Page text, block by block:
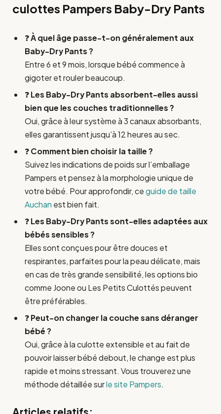
culottes Pampers Baby-Dry Pants
❓À quel âge passe-t-on généralement aux
Baby-Dry Pants ?
Entre 6 et 9 mois, lorsque bébé commence à
gigoter et rouler beaucoup.
❓Les Baby-Dry Pants absorbent-elles aussi
bien que les couches traditionnelles ?
Oui, grâce à leur système à 3 canaux absorbants,
elles garantissent jusqu’à 12 heures au sec.
❓Comment bien choisir la taille ?
Suivez les indications de poids sur l’emballage
Pampers et pensez à la morphologie unique de
votre bébé. Pour approfondir, ceguide de taille
Auchan est bien fait.
❓Les Baby-Dry Pants sont-elles adaptées aux
bébés sensibles ?
Elles sont conçues pour être douces et
respirantes, parfaites pour la peau délicate, mais
en cas de très grande sensibilité, les options bio
comme Joone ou Les Petits Culottés peuvent
être préférables.
❓Peut-on changer la couche sans déranger
bébé ?
Oui, grâce à la culotte extensible et au fait de
pouvoir laisser bébé debout, le change est plus
rapide et moins stressant. Vous trouverez une
méthode détaillée surle site Pampers.